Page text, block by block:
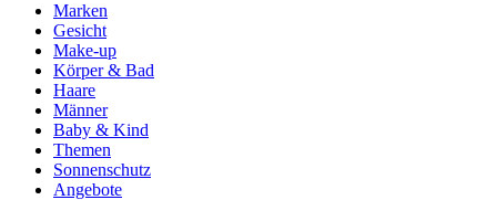
Marken
Gesicht
Make-up
Körper & Bad
Haare
Männer
Baby & Kind
Themen
Sonnenschutz
Angebote